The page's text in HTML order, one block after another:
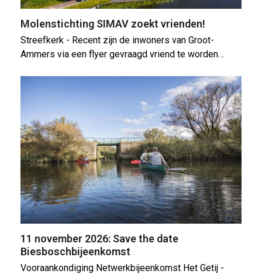
Molenstichting SIMAV zoekt vrienden!
Streefkerk - Recent zijn de inwoners van Groot-
Ammers via een flyer gevraagd vriend te worden…
11 november 2026: Save the date
Biesboschbijeenkomst
Vooraankondiging Netwerkbijeenkomst Het Getij -